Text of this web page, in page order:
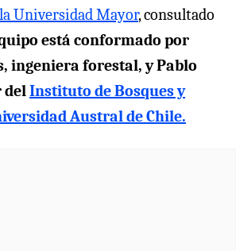
Universidad Mayor, consultado
está conformado por
ingeniera forestal, y Pablo
delInstituto de Bosques y
Austral de Chile.